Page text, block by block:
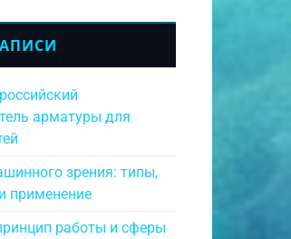
арматуры для
зрения: типы,
применение
работы и сферы